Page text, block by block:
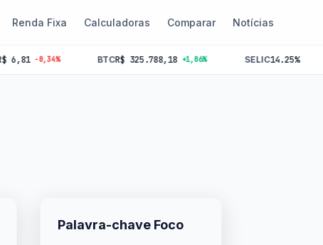
Renda Fixa Calculadoras Comparar Notícias
-0,34% R$ 325.788,18 +1,06% 14.25%
Palavra-chave Foco